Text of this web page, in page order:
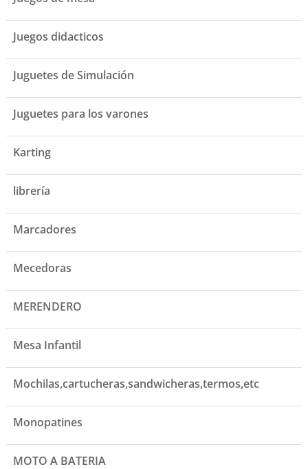
Juegos didacticos
Juguetes de Simulación
Juguetes para los varones
Karting
librería
Marcadores
Mecedoras
MERENDERO
Mesa Infantil
Mochilas,cartucheras,sandwicheras,termos,etc
Monopatines
MOTO A BATERIA